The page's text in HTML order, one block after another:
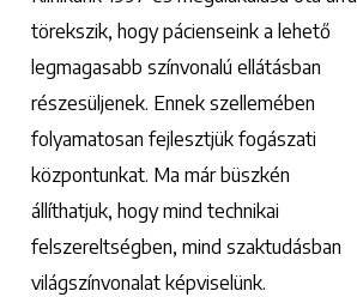
törekszik, hogy pácienseink a lehető
legmagasabb színvonalú ellátásban
részesüljenek. Ennek szellemében
folyamatosan fejlesztjük fogászati
központunkat. Ma már büszkén
állíthatjuk, hogy mind technikai
felszereltségben, mind szaktudásban
világszínvonalat képviselünk.